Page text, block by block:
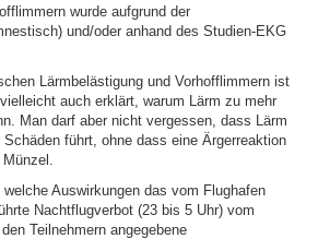
wurde aufgrund der
und/oder anhand des Studien-EKG
Lärmbelästigung und Vorhofflimmern ist
auch erklärt, warum Lärm zu mehr
Man darf aber nicht vergessen, dass Lärm
führt, ohne dass eine Ärgerreaktion
Auswirkungen das vom Flughafen
Nachtflugverbot (23 bis 5 Uhr) vom
Teilnehmern angegebene